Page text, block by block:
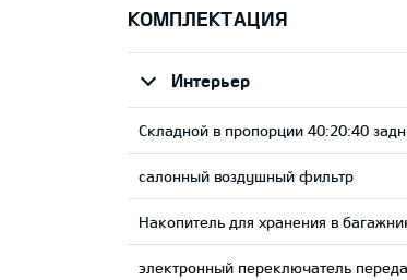
КОМПЛЕКТАЦИЯ
Интерьер
Складной в пропорции 40:20:40
салонный воздушный фильтр
Накопитель для хранения в
электронный переключатель